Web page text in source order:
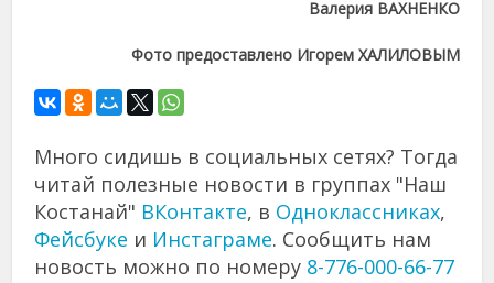
Валерия ВАХНЕНКО
Фото предоставлено Игорем ХАЛИЛОВЫМ
Много сидишь в социальных сетях? Тогда
читай полезные новости в группах "Наш
Костанай" ВКонтакте, в Одноклассниках,
Фейсбуке и Инстаграме. Сообщить нам
новость можно по номеру 8-776-000-66-77